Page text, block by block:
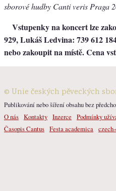
sborové hudby Canti veris Praga
Vstupenky na koncert lze
929, Lukáš Ledvina: 739 612
nebo zakoupit na místě. Cena
© Unie českých pěveckých
Publikování nebo šíření obsahu bez
O nás Kontakty Inzerce Podmínky
Časopis Cantus Festa academica